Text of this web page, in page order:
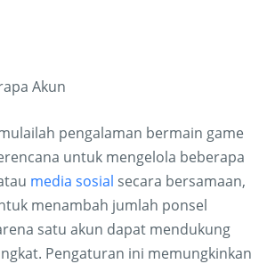
Akun
pengalaman bermain game
untuk mengelola beberapa
media sosial secara bersamaan,
menambah jumlah ponsel
satu akun dapat mendukung
Pengaturan ini memungkinkan